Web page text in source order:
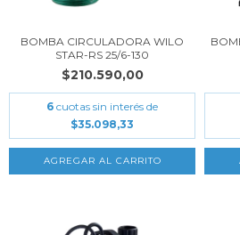
BOMBA CIRCULADORA WILO
STAR-RS 25/6-130
$210.590,00
6 cuotas sin interés de
$35.098,33